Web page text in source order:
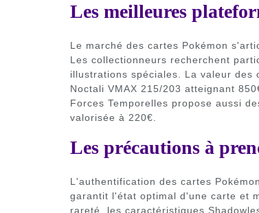
Les meilleures
Le marché des cartes Pokémon
Les collectionneurs recherchent
illustrations spéciales. La valeur des
Noctali VMAX 215/203 atteignant
Forces Temporelles propose aussi
valorisée à 220€.
Les précautions à
L'authentification des cartes
garantit l'état optimal d'une carte et
rareté, les caractéristiques